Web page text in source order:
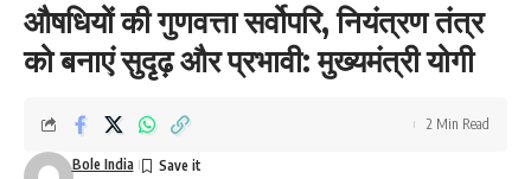
औषधियों की गुणवत्ता सर्वोपरि, नियंत्रण तंत्र
को बनाएं सुदृढ़ और प्रभावी: मुख्यमंत्री योगी
Bole India
2 Min Read